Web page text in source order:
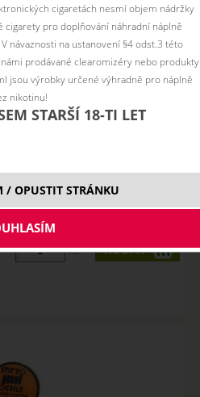
spirálky
0,3ohm - ...
ks
cigaretách nesmí objem nádržky
pro doplňování náhradní náplně
návaznosti na ustanovení §4 odst.3 této
prodávané clearomizéry nebo produkty
jsou výrobky určené výhradně pro náplně
nikotinu!
STARŠÍ 18-TI LET
/ OPUSTIT STRÁNKU